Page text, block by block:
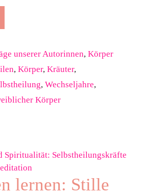
unserer Autorinnen,Körper
,Körper,Kräuter,
, Wechseljahre,
Körper
lernen: Stille